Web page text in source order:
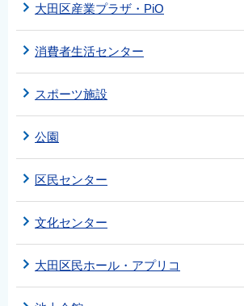
大田区産業プラザ・PiO
消費者生活センター
スポーツ施設
公園
区民センター
文化センター
大田区民ホール・アプリコ